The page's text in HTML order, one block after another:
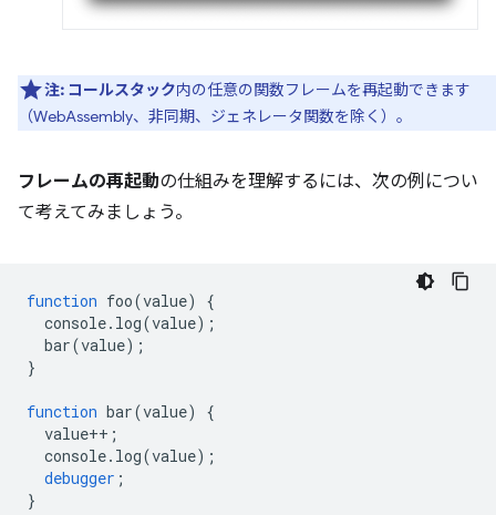
注: コールスタック内の任意の関数フレームを再起動できます
（WebAssembly、非同期、ジェネレータ関数を除く）。
フレームの再起動の仕組みを理解するには、次の例につい
て考えてみましょう。
function foo(value)
{
console. log(value);
bar(value);
}
function bar(value)
{
value++ ;
console. log(value);
debugger ;
}